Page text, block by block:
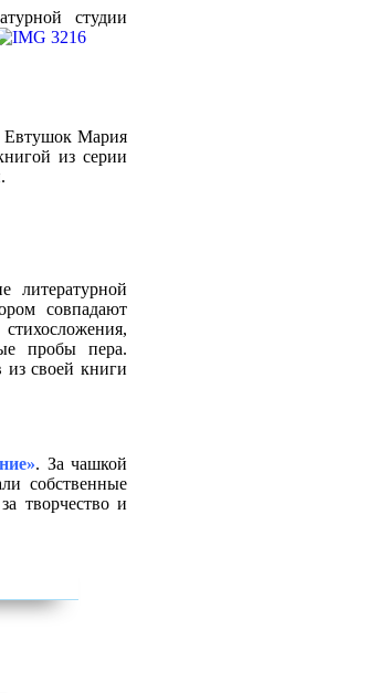
студии
Евтушок Мария
из серии
литературной
совпадают
пробы пера.
из своей книги
. За чашкой
собственные
творчество и